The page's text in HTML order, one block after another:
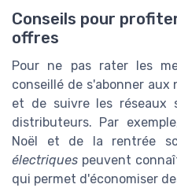
Conseils pour
offres
Pour ne pas rater les
conseillé de s'abonner
et de suivre les réseaux
distributeurs. Par
Noël et de la rentrée
électriques peuvent
qui permet d'économiser